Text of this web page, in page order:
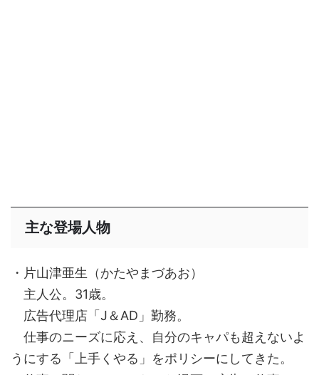
主な登場人物
・片山津亜生（かたやまづあお）
主人公。31歳。
広告代理店「J＆AD」勤務。
仕事のニーズに応え、自分のキャパも超えないよ
うにする「上手くやる」をポリシーにしてきた。